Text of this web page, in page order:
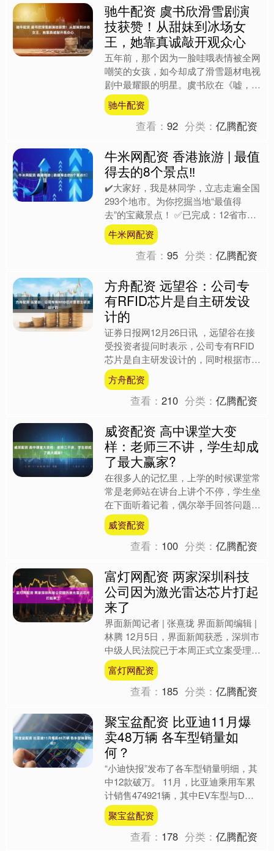
驰牛配资 虞书欣滑雪剧演
技获赞！从甜妹到冰场女
王，她靠真诚敲开观众心
五年前，那个因为一脸哇哦表情被全网
嘲笑的女孩，如今却成了滑雪题材电视
剧中最耀眼的明星。虞书欣在《嘘，国
王在冬眠》里饰演的漫画家卫枝，给观
众呈现了她从甜妹专业户到....
驰牛配资
查看：92 分类：亿腾配资
牛米网配资 香港旅游 | 最值
得去的8个景点‼️
✔️大家好，我是林同学，立志走遍全国
293个地市。为你挖掘当地“最值得
去”的宝藏景点！ ✅已完成：12省市
157城。 今天，开启香港旅游之旅。 1.
维多利亚港....
牛米网配资
查看：95 分类：亿腾配资
方舟配资 远望谷：公司专
有RFID芯片是自主研发设
计的
证券日报网12月26日讯 ，远望谷在接
受投资者提问时表示，公司专有RFID
芯片是自主研发设计的，同时根据市场
的需求，也采购部分通用芯片。 （文
章来源：证券日报）....
方舟配资
查看：210 分类：亿腾配资
威资配资 高中课堂大变
样：老师三不讲，学生却成
了最大赢家?
在很多人的记忆里，上学的时候课堂常
常是老师站在讲台上讲个不停，学生坐
在下面听着记着，偶尔举手回答问题就
算是互动了。那种感觉就像一锅粥，老
师搅动着，大家跟着转，却....
威资配资
查看： 100 分类：亿腾配资
富灯网配资 两家深圳科技
公司因为激光雷达芯片打起
来了
界面新闻记者 | 张熹珑 界面新闻编辑 |
林腾 12月5日，界面新闻获悉，深圳市
中级人民法院已于本周正式立案受理速
腾聚创起诉灵明光子的两起独立知识产
权诉讼，案....
富灯网配资
查看： 185 分类：亿腾配资
聚宝盆配资 比亚迪11月爆
卖48万辆 各车型销量如
何？
“小迪快报”发布了各车型销量明细，其
中12款破万。 11月，比亚迪乘用车累
计销售474921辆，其中EV车型与DM
车型销量近乎持平，分别为237540
辆、237....
聚宝盆配资
查看： 178 分类：亿腾配资